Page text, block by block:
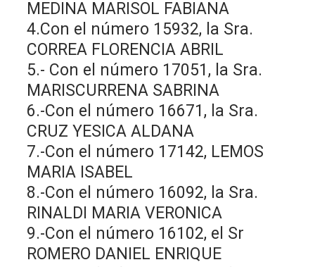
MEDINA MARISOL FABIANA
4.Con el número 15932, la Sra.
CORREA FLORENCIA ABRIL
5.- Con el número 17051, la Sra.
MARISCURRENA SABRINA
6.-Con el número 16671, la Sra.
CRUZ YESICA ALDANA
7.-Con el número 17142, LEMOS
MARIA ISABEL
8.-Con el número 16092, la Sra.
RINALDI MARIA VERONICA
9.-Con el número 16102, el Sr
ROMERO DANIEL ENRIQUE